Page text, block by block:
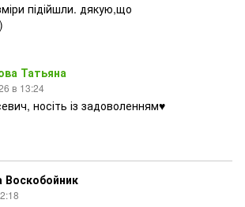
підійшли. дякую,що
Татьяна
в 13:24
носіть із задоволенням♥
Воскобойник